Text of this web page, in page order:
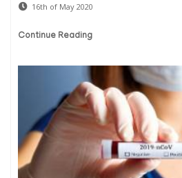
16th of May 2020
Continue Reading